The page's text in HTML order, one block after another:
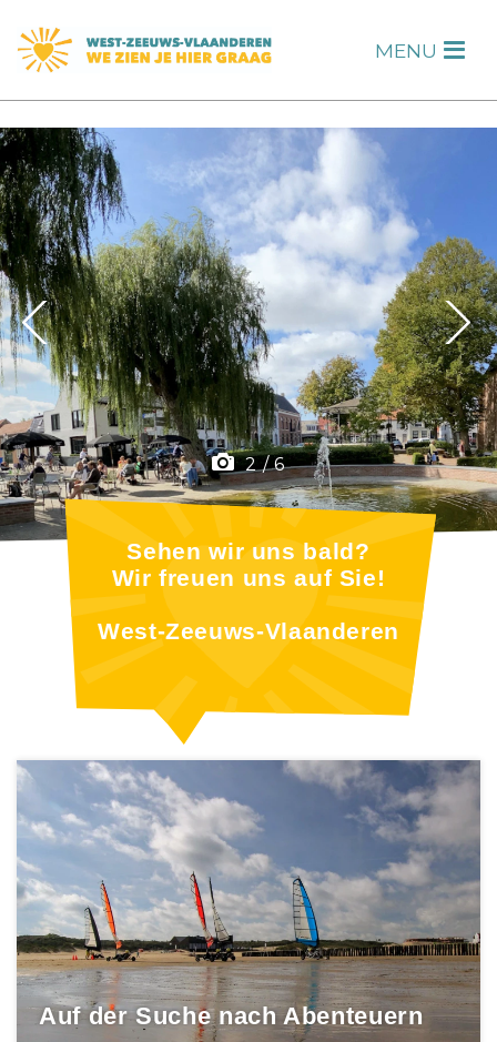
MENU H
F 2/6
Sehen wir uns bald?
Wir freuen uns auf Sie!
West-Zeeuws-Vlaanderen
Auf der Suche nach Abenteuern